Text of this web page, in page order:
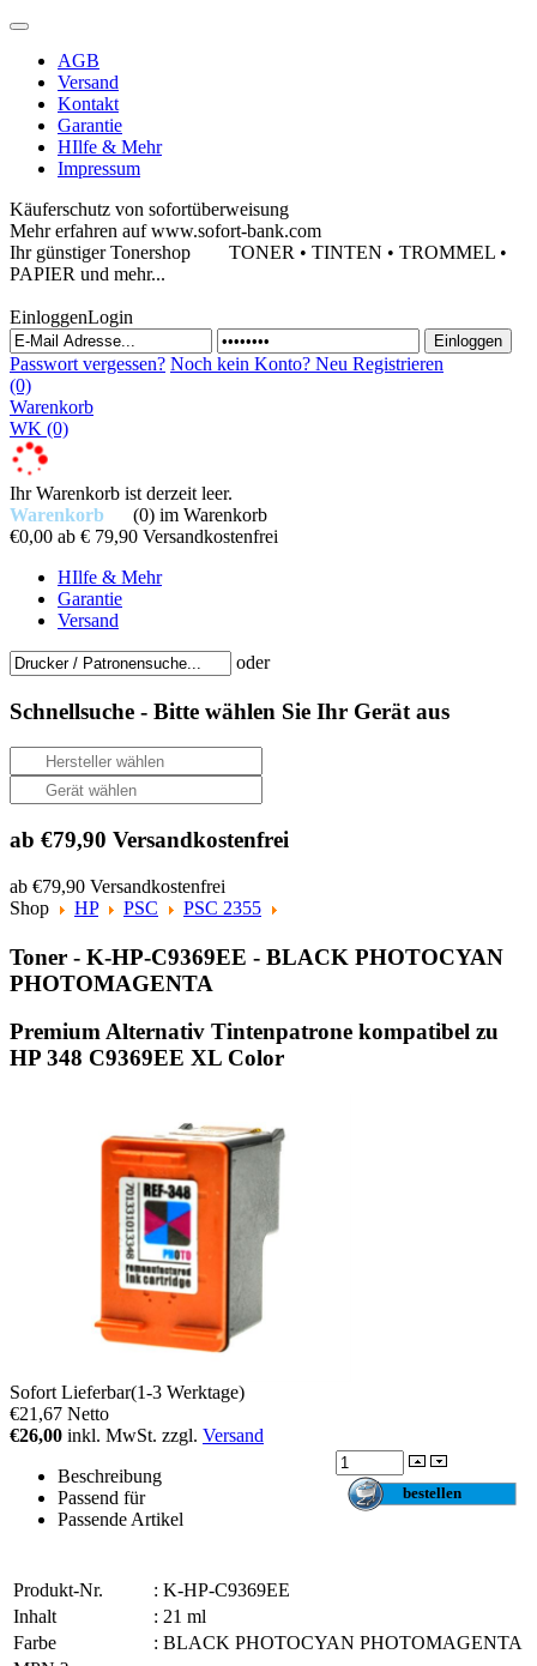
AGB
Versand
Kontakt
Garantie
HIlfe & Mehr
Impressum
Käuferschutz von sofortüberweisung
Mehr erfahren auf www.sofort-bank.com
Ihr günstiger Tonershop TONER • TINTEN • TROMMEL •
PAPIER und mehr...
EinloggenLogin
Passwort vergessen? Noch kein Konto? Neu Registrieren
(0)
Warenkorb
WK (0)
Ihr Warenkorb ist derzeit leer.
Warenkorb
(0) im Warenkorb
€0,00 ab € 79,90 Versandkostenfrei
HIlfe & Mehr
Garantie
Versand
oder
Schnellsuche - Bitte wählen Sie Ihr Gerät aus
ab €79,90 Versandkostenfrei
ab €79,90 Versandkostenfrei
Shop
HP PSC PSC 2355
Toner - K-HP-C9369EE - BLACK PHOTOCYAN
PHOTOMAGENTA
Premium Alternativ Tintenpatrone kompatibel zu
HP 348 C9369EE XL Color
Sofort Lieferbar(1-3 Werktage)
€21,67 Netto
€26,00 inkl. MwSt. zzgl. Versand
Beschreibung
Passend für
Passende Artikel
Produkt-Nr. : K-HP-C9369EE
Inhalt
: 21 ml
Farbe
: BLACK PHOTOCYAN PHOTOMAGENTA